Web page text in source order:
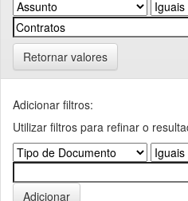
Retornar valores
Adicionar filtros:
Utilizar filtros para refinar o